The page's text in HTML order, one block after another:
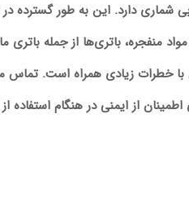
دارد. این به طور گسترده در
منفجره، باتری‌ها از جمله
با خطرات زیادی همراه است.
از ایمنی در هنگام